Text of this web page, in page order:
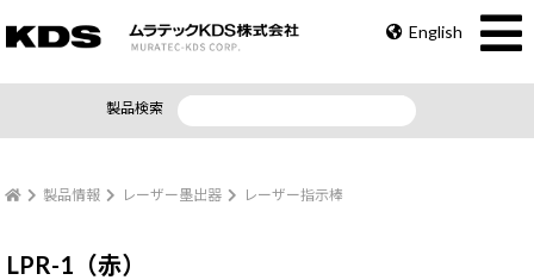
English
製品検索
製品情報 レーザー墨出器 レーザー指示棒
LPR-1（赤）